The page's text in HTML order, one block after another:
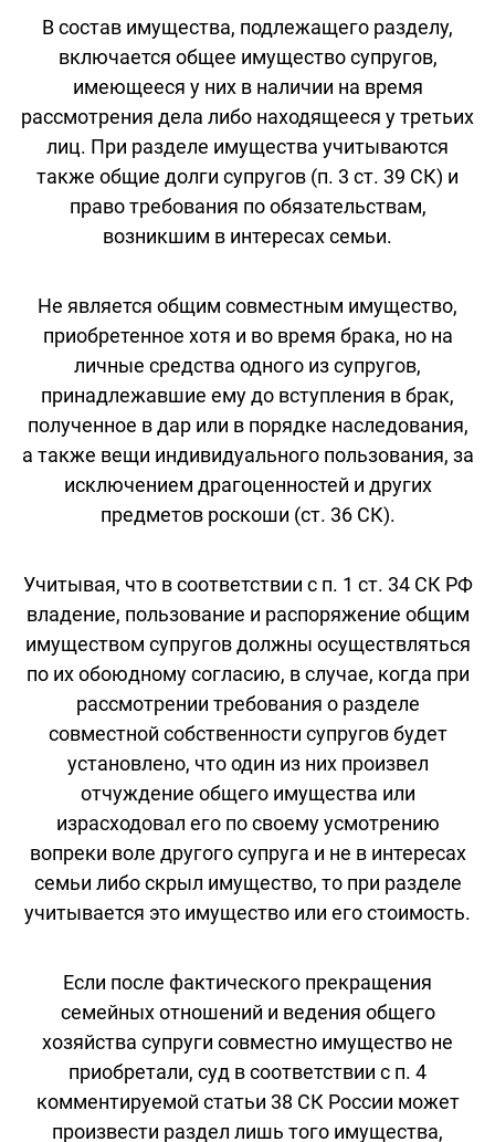
В состав имущества, подлежащего разделу,
включается общее имущество супругов,
имеющееся у них в наличии на время
рассмотрения дела либо находящееся у третьих
лиц. При разделе имущества учитываются
также общие долги супругов (п. 3 ст. 39 СК) и
право требования по обязательствам,
возникшим в интересах семьи.
Не является общим совместным имущество,
приобретенное хотя и во время брака, но на
личные средства одного из супругов,
принадлежавшие ему до вступления в брак,
полученное в дар или в порядке наследования,
а также вещи индивидуального пользования, за
исключением драгоценностей и других
предметов роскоши (ст. 36 СК).
Учитывая, что в соответствии с п. 1 ст. 34 СК РФ
владение, пользование и распоряжение общим
имуществом супругов должны осуществляться
по их обоюдному согласию, в случае, когда при
рассмотрении требования о разделе
совместной собственности супругов будет
установлено, что один из них произвел
отчуждение общего имущества или
израсходовал его по своему усмотрению
вопреки воле другого супруга и не в интересах
семьи либо скрыл имущество, то при разделе
учитывается это имущество или его стоимость.
Если после фактического прекращения
семейных отношений и ведения общего
хозяйства супруги совместно имущество не
приобретали, суд в соответствии с п. 4
комментируемой статьи 38 СК России может
произвести раздел лишь того имущества,